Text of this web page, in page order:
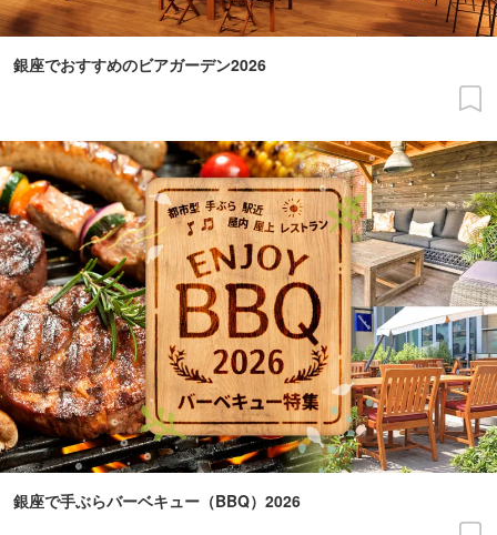
銀座でおすすめのビアガーデン2026
銀座で手ぶらバーベキュー（BBQ）2026